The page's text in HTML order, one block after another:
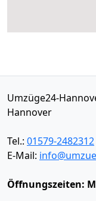
Umzüge24-
Hannover
Tel.: 01579-2482312
E-Mail:
Öffnungszeiten: